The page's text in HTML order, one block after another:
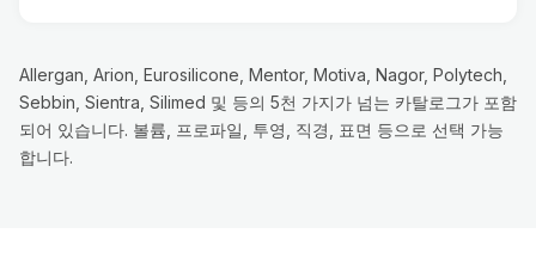
Allergan, Arion, Eurosilicone, Mentor, Motiva, Nagor, Polytech,
Sebbin, Sientra, Silimed 및 등의 5천 가지가 넘는 카탈로그가 포함
되어 있습니다. 볼륨, 프로파일, 투영, 직경, 표면 등으로 선택 가능
합니다.